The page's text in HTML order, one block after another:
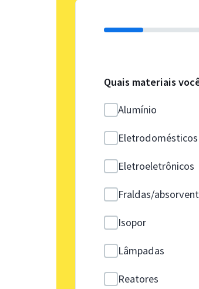
Quais materiais
Alumínio
Eletrodomésticos
Eletroeletrônicos
Fraldas/
Isopor
Lâmpadas
Reatores